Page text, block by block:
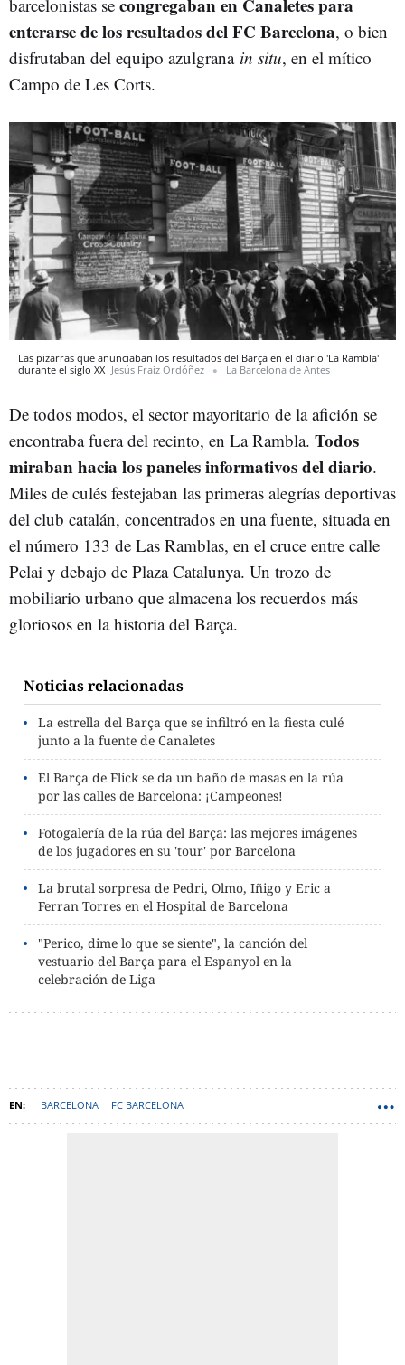
barcelonistas se congregaban en Canaletes para
enterarse de los resultados del FC Barcelona, o bien
disfrutaban del equipo azulgrana in situ, en el mítico
Campo de Les Corts.
Las pizarras que anunciaban los resultados del Barça en el diario 'La Rambla'
durante el siglo XX Jesús Fraiz Ordóñez La Barcelona de Antes
De todos modos, el sector mayoritario de la afición se
encontraba fuera del recinto, en La Rambla. Todos
miraban hacia los paneles informativos del diario.
Miles de culés festejaban las primeras alegrías deportivas
del club catalán, concentrados en una fuente, situada en
el número 133 de Las Ramblas, en el cruce entre calle
Pelai y debajo de Plaza Catalunya. Un trozo de
mobiliario urbano que almacena los recuerdos más
gloriosos en la historia del Barça.
Noticias relacionadas
La estrella del Barça que se infiltró en la fiesta culé
junto a la fuente de Canaletes
El Barça de Flick se da un baño de masas en la rúa
por las calles de Barcelona: ¡Campeones!
Fotogalería de la rúa del Barça: las mejores imágenes
de los jugadores en su 'tour' por Barcelona
La brutal sorpresa de Pedri, Olmo, Iñigo y Eric a
Ferran Torres en el Hospital de Barcelona
"Perico, dime lo que se siente", la canción del
vestuario del Barça para el Espanyol en la
celebración de Liga
BARCELONA FC BARCELONA